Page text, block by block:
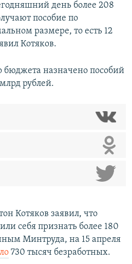
день более 208
пособие по
размере, то есть 12
Котяков.
бюджета назначено пособий
рублей.
Котяков заявил, что
себя признать более 180
Минтруда, на 15 апреля
730 тысяч безработных.